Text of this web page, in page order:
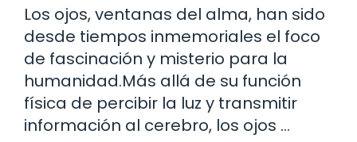
Los ojos, ventanas del alma, han sido
desde tiempos inmemoriales el foco
de fascinación y misterio para la
humanidad.Más allá de su función
física de percibir la luz y transmitir
información al cerebro, los ojos …